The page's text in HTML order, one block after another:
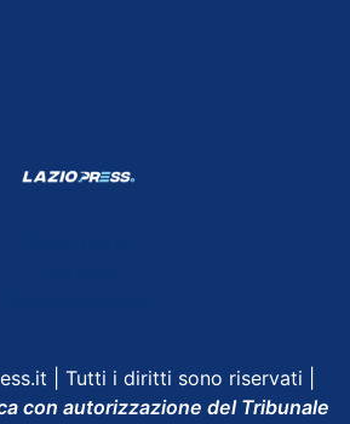
| Tutti i diritti sono riservati |
con autorizzazione del Tribunale